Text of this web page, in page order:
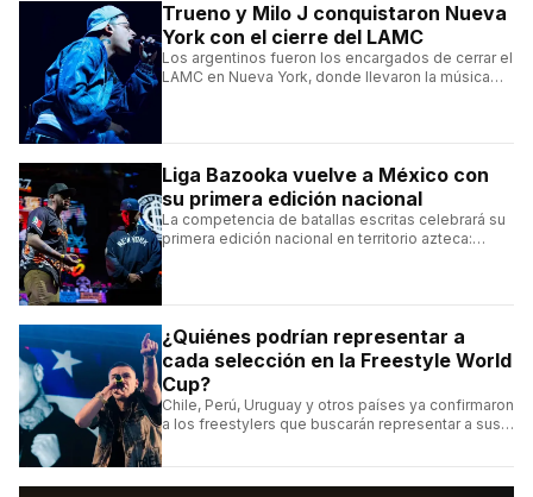
Trueno y Milo J conquistaron Nueva
York con el cierre del LAMC
Los argentinos fueron los encargados de cerrar el
LAMC en Nueva York, donde llevaron la música
Liga Bazooka vuelve a México con
su primera edición nacional
La competencia de batallas escritas celebrará su
primera edición nacional en territorio azteca:
¿Quiénes podrían representar a
cada selección en la Freestyle World
Cup?
Chile, Perú, Uruguay y otros países ya confirmaron
a los freestylers que buscarán representar a sus